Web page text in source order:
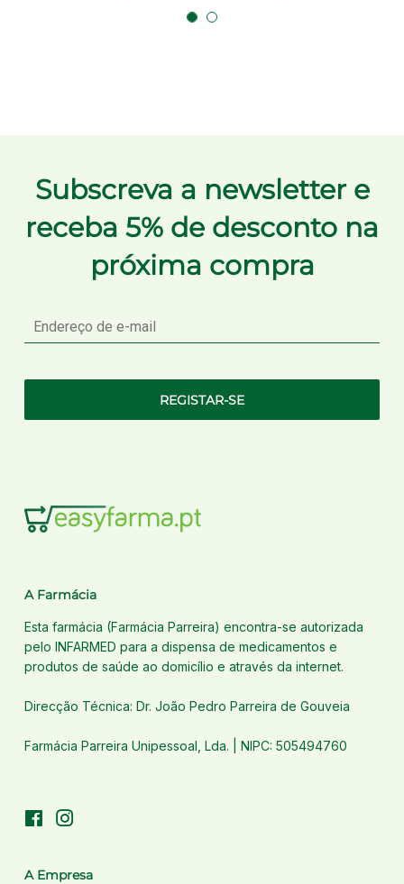
Subscreva a newsletter e
receba 5% de desconto na
próxima compra
mail
REGISTAR-SE
A Farmácia
Esta farmácia (Farmácia Parreira) encontra-se autorizada
pelo INFARMED para a dispensa de medicamentos e
produtos de saúde ao domicílio e através da internet.
Direcção Técnica: Dr. João Pedro Parreira de Gouveia
Farmácia Parreira Unipessoal, Lda. | NIPC: 505494760
Facebook
A Empresa